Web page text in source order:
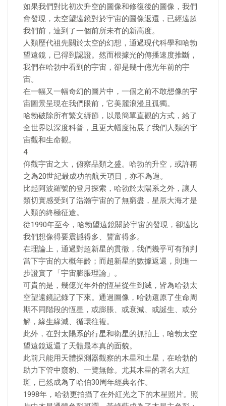
如果我們對比初次升空的圖像和修復後的圖像，我們
會發現，太空望遠鏡對於宇宙的圖像返還，已經遠超
我們前，達到了一個前所未有的新高度。
人類歷代祖先關於太空的幻想，通過現代科學和哈勃
望遠鏡，已得到認證。然而根據光的傳播速度推斷，
我們在哈勃中看到的宇宙，卻是幾十億光年前的宇
宙。
在一幅又一幅奇幻的圖片中，一個之前不敢想像的宇
宙圖景呈現在我們眼前，它美麗浪漫且孤獨。
哈勃破除所有繁文縟節，以最簡單直觀的方式，給了
全世界以深度科普，且更大幅度拓展了我們人類的宇
宙觀和生命觀。
4
仰觀宇宙之大，俯察品類之盛。哈勃的升空，或許稱
之為20世紀最成功的航天項目，亦不為過。
比起阿波羅號的登月探索，哈勃於太陽系之外，讓人
類切實感受到了浩瀚宇宙的了無窮盡，星辰大海才是
人類的終極征途。
從1990年至今，哈勃望遠鏡關於宇宙的發現，卻遠比
我們想像得要震撼得多、豐富得多。
在理論上，通過對超新星的貫徹，我們幾乎可有預判
當下宇宙的大概年齡；而超新星的數據返還，則進一
步證實了「宇宙膨脹理論」。
可貴的是，幾億光年外的恆星從生到滅，皆為哈勃太
空望遠鏡記錄了下來。通過圖像，哈勃還原了生命周
期不同階段的恆星，或膨脹、或衰減、或誕生、或分
解，緣生緣滅、循環往複。
此外，在對太陽系的行星和衛星的抓拍上，哈勃太空
望遠鏡返還了天體最本真的面貌。
此前只能用天體探測器觀察的木星和土星，在哈勃的
助力下管中窺豹、一覽無餘。尤其木星的著名大紅
斑，已然成為了哈伯30周年經典名作。
1998年，哈勃更拍攝了在外紅光之下的木星照片。照